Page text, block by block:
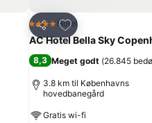
Del
Føj til favoritter
4 StjernerHotel
AC Hotel Bella Sky
8,3 Meget godt (26.845
3.8 km til Københavns
hovedbanegård
Gratis wi-fi